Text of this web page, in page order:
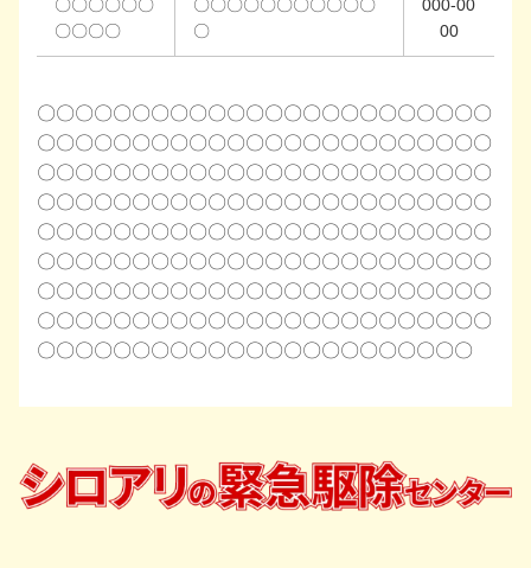
〇〇〇〇〇〇
〇〇〇〇
〇〇〇〇〇〇〇〇〇〇〇
〇
000-00
00
〇〇〇〇〇〇〇〇〇〇〇〇〇〇〇〇〇〇〇〇〇〇〇〇
〇〇〇〇〇〇〇〇〇〇〇〇〇〇〇〇〇〇〇〇〇〇〇〇
〇〇〇〇〇〇〇〇〇〇〇〇〇〇〇〇〇〇〇〇〇〇〇〇
〇〇〇〇〇〇〇〇〇〇〇〇〇〇〇〇〇〇〇〇〇〇〇〇
〇〇〇〇〇〇〇〇〇〇〇〇〇〇〇〇〇〇〇〇〇〇〇〇
〇〇〇〇〇〇〇〇〇〇〇〇〇〇〇〇〇〇〇〇〇〇〇〇
〇〇〇〇〇〇〇〇〇〇〇〇〇〇〇〇〇〇〇〇〇〇〇〇
〇〇〇〇〇〇〇〇〇〇〇〇〇〇〇〇〇〇〇〇〇〇〇〇
〇〇〇〇〇〇〇〇〇〇〇〇〇〇〇〇〇〇〇〇〇〇〇